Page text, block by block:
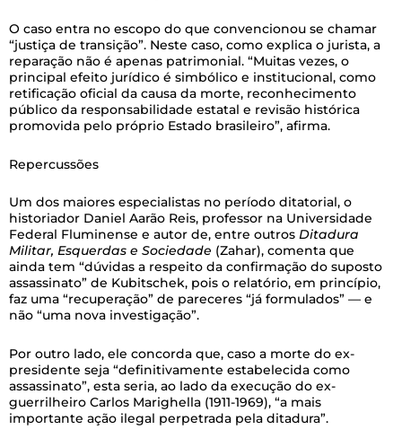
O caso entra no escopo do que convencionou se chamar
“justiça de transição”. Neste caso, como explica o jurista, a
reparação não é apenas patrimonial. “Muitas vezes, o
principal efeito jurídico é simbólico e institucional, como
retificação oficial da causa da morte, reconhecimento
público da responsabilidade estatal e revisão histórica
promovida pelo próprio Estado brasileiro”, afirma.
Repercussões
Um dos maiores especialistas no período ditatorial, o
historiador Daniel Aarão Reis, professor na Universidade
Federal Fluminense e autor de, entre outros Ditadura
Militar, Esquerdas e Sociedade (Zahar), comenta que
ainda tem “dúvidas a respeito da confirmação do suposto
assassinato” de Kubitschek, pois o relatório, em princípio,
faz uma “recuperação” de pareceres “já formulados” — e
não “uma nova investigação”.
Por outro lado, ele concorda que, caso a morte do ex-
presidente seja “definitivamente estabelecida como
assassinato”, esta seria, ao lado da execução do ex-
guerrilheiro Carlos Marighella (1911-1969), “a mais
importante ação ilegal perpetrada pela ditadura”.